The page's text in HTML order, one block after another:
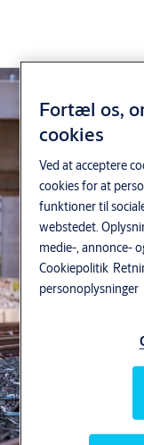
Uden sikre
sikkerheden
Vores
opfylde
lettere for
Fortæl os,
cookies
Ved at acceptere
cookies for at
funktioner til
webstedet.
medie-, annonce-
Cookiepolitik
personoplysninger